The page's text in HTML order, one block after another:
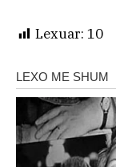
Lexuar: 10